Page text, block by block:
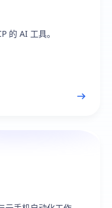
的 AI 工具。